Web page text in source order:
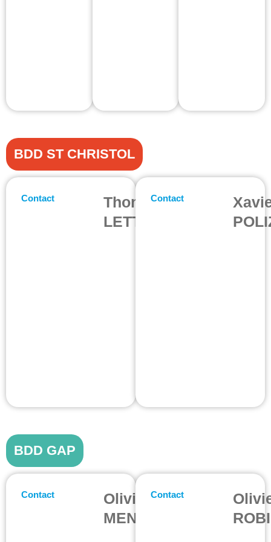
BDD ST CHRISTOL
Contact
Thomas
LETTERON
Contact
BDD GAP
Contact
Olivier
MENJOULOU
Contact